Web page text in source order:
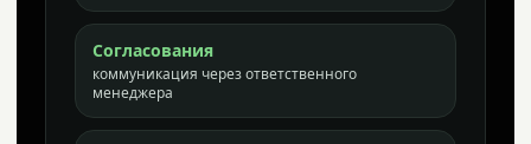
Согласования
коммуникация через ответственного
менеджера